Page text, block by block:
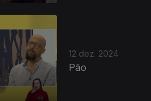
12 dez. 2024
Pão